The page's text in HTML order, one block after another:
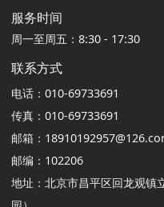
服务时间
周一至周五：8:30 - 17:30
联系方式
电话：010-69733691
传真：010-69733691
邮箱：
邮编：102206
地址：北京市昌平区回龙观镇